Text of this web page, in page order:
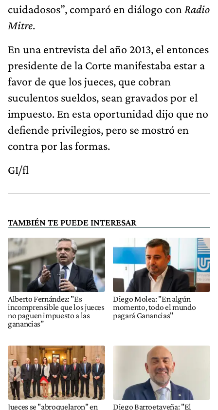
cuidadosos”, comparó en diálogo con Radio
Mitre.
En una entrevista del año 2013, el entonces
presidente de la Corte manifestaba estar a
favor de que los jueces, que cobran
suculentos sueldos, sean gravados por el
impuesto. En esta oportunidad dijo que no
defiende privilegios, pero se mostró en
contra por las formas.
GI/fl
TAMBIÉN TE PUEDE INTERESAR
Alberto Fernández: "Es
incomprensible que los jueces
no paguen impuesto a las
ganancias”
Diego Molea: "En algún
momento, todo el mundo
pagará Ganancias"
Jueces se "abroquelaron" en
Diego Barroetaveña: "El